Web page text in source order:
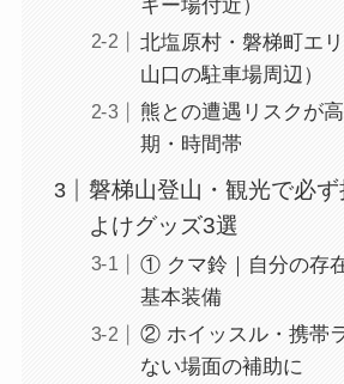
キー場付近）
北塩原村・磐梯町エ
山口の駐車場周辺）
熊との遭遇リスクが
期・時間帯
磐梯山登山・観光で必
よけグッズ3選
① クマ鈴｜自分の存
基本装備
② ホイッスル・携帯
ない場面の補助に